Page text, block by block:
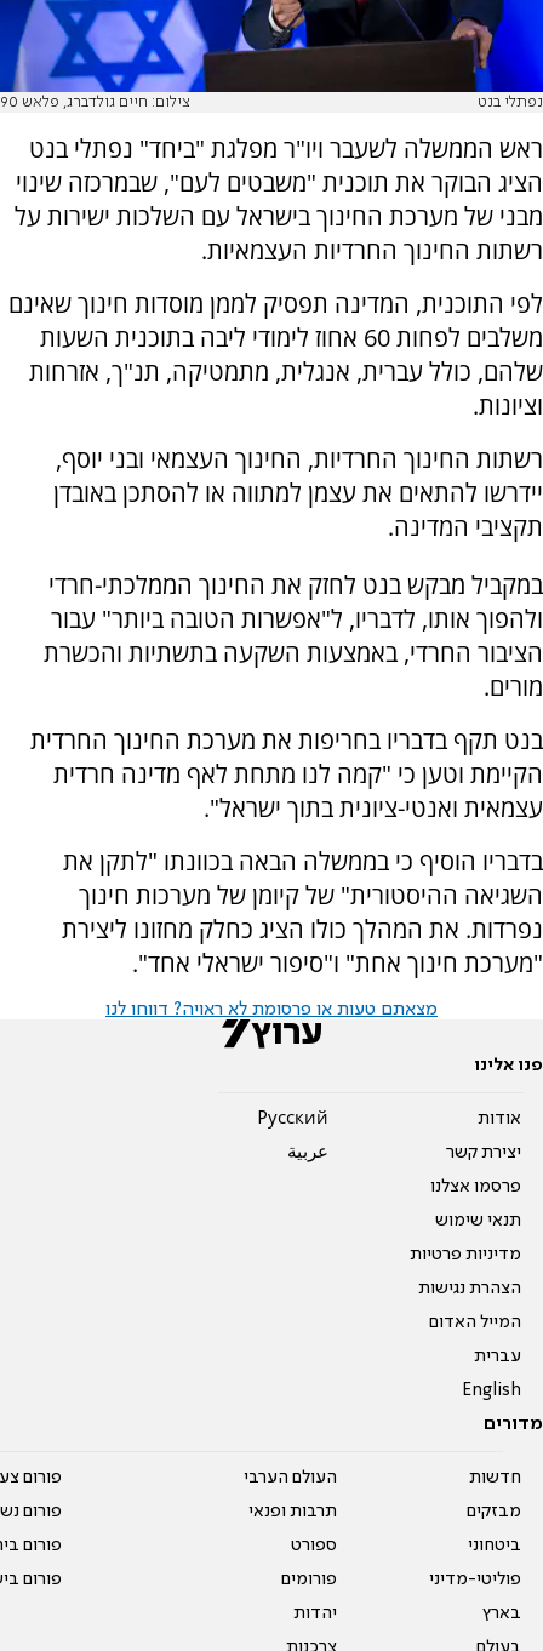
נפתלי בנט צילום: חיים גולדברג, פלאש 90
ראש הממשלה לשעבר ויו"ר מפלגת "ביחד" נפתלי בנט
הציג הבוקר את תוכנית "משבטים לעם", שבמרכזה שינוי
מבני של מערכת החינוך בישראל עם השלכות ישירות על
רשתות החינוך החרדיות העצמאיות.
לפי התוכנית, המדינה תפסיק לממן מוסדות חינוך שאינם
משלבים לפחות 60 אחוז לימודי ליבה בתוכנית השעות
שלהם, כולל עברית, אנגלית, מתמטיקה, תנ"ך, אזרחות
וציונות.
רשתות החינוך החרדיות, החינוך העצמאי ובני יוסף,
יידרשו להתאים את עצמן למתווה או להסתכן באובדן
תקציבי המדינה.
במקביל מבקש בנט לחזק את החינוך הממלכתי-חרדי
ולהפוך אותו, לדבריו, ל"אפשרות הטובה ביותר" עבור
הציבור החרדי, באמצעות השקעה בתשתיות והכשרת
מורים.
בנט תקף בדבריו בחריפות את מערכת החינוך החרדית
הקיימת וטען כי "קמה לנו מתחת לאף מדינה חרדית
עצמאית ואנטי-ציונית בתוך ישראל".
בדבריו הוסיף כי בממשלה הבאה בכוונתו "לתקן את
השגיאה ההיסטורית" של קיומן של מערכות חינוך
נפרדות. את המהלך כולו הציג כחלק מחזונו ליצירת
"מערכת חינוך אחת" ו"סיפור ישראלי אחד".
מצאתם טעות או פרסומת לא ראויה? דווחו לנו
פנו אלינו
אודות
יצירת קשר
פרסמו אצלנו
תנאי שימוש
מדיניות פרטיות
הצהרת נגישות
המייל האדום
עברית
English
Pусский
عربية
מדורים
חדשות
מבזקים
ביטחוני
פוליטי-מדיני
בארץ
בעולם
העולם הערבי
תרבות ופנאי
ספורט
פורומים
יהדות
צרכנות
פורום
פורום
פורום
פורום